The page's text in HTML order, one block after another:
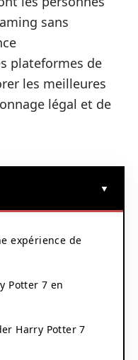
sans
plateformes de
les meilleures
légal et de
expérience de
Potter 7 en
Harry Potter 7